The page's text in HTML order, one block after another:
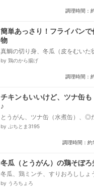
調理時間：
簡単あっさり！フライパン
物
真鯛の切り身、冬瓜（皮をむいた
酒、※みりん、※しょうゆ、※砂糖
by 鶏のから揚げ
調理時間：
チキンもいいけど、ツナ缶
♪
とうがん、ツナ缶（水煮缶）、
◎しょうゆ、◎塩、しょうが（お
by ぷちとま3195
調理時間：約
冬瓜（とうがん）の鶏そぼろ
冬瓜、鶏ミンチ、すりおろしし
水、片栗粉
by うろちょろ